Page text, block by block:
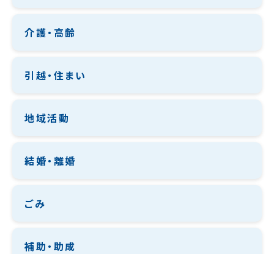
介護・高齢
引越・住まい
地域活動
結婚・離婚
ごみ
補助・助成